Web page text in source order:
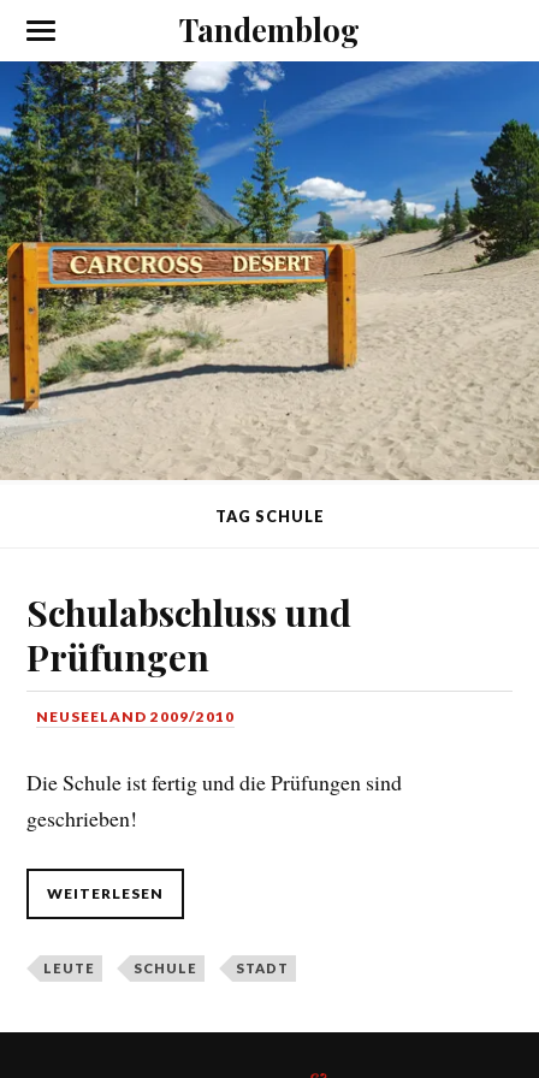
Tandemblog
TAG SCHULE
Schulabschluss und
Prüfungen
NEUSEELAND 2009/2010
Die Schule ist fertig und die Prüfungen sind
geschrieben!
WEITERLESEN
LEUTE SCHULE STADT